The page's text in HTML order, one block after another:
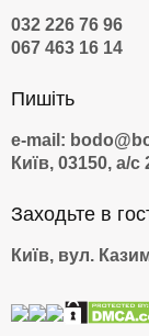
032 226 76 96
067 463 16 14
Пишіть
e-mail:
Київ, 03150, а/с
Заходьте в
Київ, вул.